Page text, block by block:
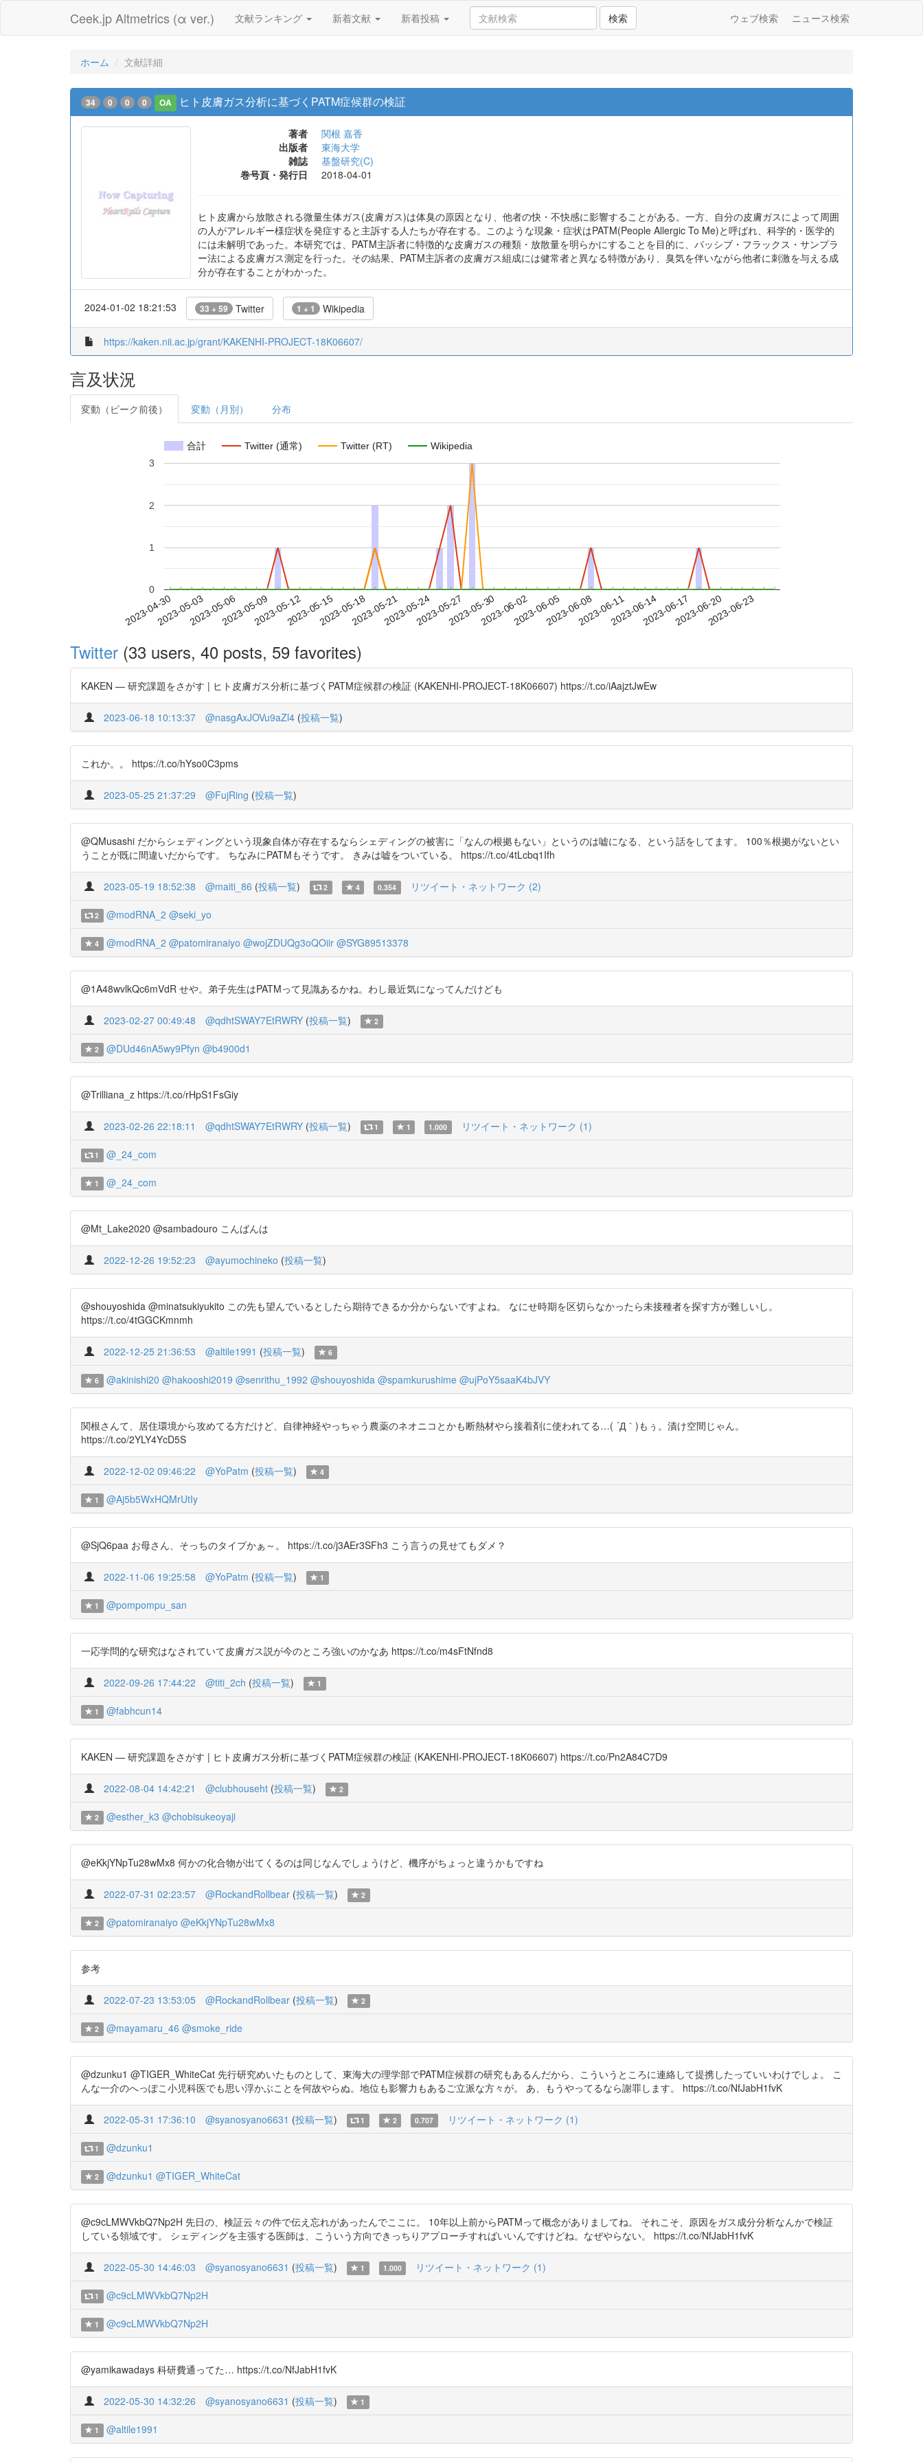
Ceek.jp Altmetrics (α ver.) 文献ランキング 新着文献 新着投稿 検索 ウェブ検索 ニュース検索
ホーム 文献詳細
34 0 0 0 OA ヒト皮膚ガス分析に基づくPATM症候群の検証
著者
関根 嘉香
出版者
東海大学
雑誌
基盤研究(C)
巻号頁・発行日
2018-04-01
ヒト皮膚から放散される微量生体ガス(皮膚ガス)は体臭の原因となり、他者の快・不快感に影響することがある。一方、自分の皮膚ガスによって周囲
の人がアレルギー様症状を発症すると主訴する人たちが存在する。このような現象・症状はPATM(People Allergic To Me)と呼ばれ、科学的・医学的
には未解明であった。本研究では、PATM主訴者に特徴的な皮膚ガスの種類・放散量を明らかにすることを目的に、パッシブ・フラックス・サンプラ
ー法による皮膚ガス測定を行った。その結果、PATM主訴者の皮膚ガス組成には健常者と異なる特徴があり、臭気を伴いながら他者に刺激を与える成
分が存在することがわかった。
2024-01-02 18:21:53 33 + 59 Twitter 1 + 1 Wikipedia
https://kaken.nii.ac.jp/grant/KAKENHI-PROJECT-18K06607/
言及状況
変動（ピーク前後） 変動（月別） 分布
合計 Twitter (通常) Twitter (RT) Wikipedia
2023-04-302023-05-032023-05-062023-05-092023-05-122023-05-152023-05-182023-05-212023-05-242023-05-272023-05-302023-06-022023-06-052023-06-082023-06-112023-06-142023-06-172023-06-202023-06-23
0
1
2
3
Twitter (33 users, 40 posts, 59 favorites)
KAKEN — 研究課題をさがす | ヒト皮膚ガス分析に基づくPATM症候群の検証 (KAKENHI-PROJECT-18K06607) https://t.co/iAajztJwEw
2023-06-18 10:13:37 @nasgAxJOVu9aZl4 (投稿一覧)
これか。。 https://t.co/hYso0C3pms
2023-05-25 21:37:29 @FujRing (投稿一覧)
@QMusashi だからシェディングという現象自体が存在するならシェディングの被害に「なんの根拠もない」というのは嘘になる、という話をしてます。 100％根拠がないとい
うことが既に間違いだからです。 ちなみにPATMもそうです。 きみは嘘をついている。 https://t.co/4tLcbq1Ifh
2023-05-19 18:52:38 @maiti_86 (投稿一覧) 2 4 0.354 リツイート・ネットワーク (2)
2 @modRNA_2 @seki_yo
4 @modRNA_2 @patomiranaiyo @wojZDUQg3oQOiir @SYG89513378
@1A48wvlkQc6mVdR せや。弟子先生はPATMって見識あるかね。わし最近気になってんだけども
2023-02-27 00:49:48 @qdhtSWAY7EtRWRY (投稿一覧) 2
2 @DUd46nA5wy9Pfyn @b4900d1
@Trilliana_z https://t.co/rHpS1FsGiy
2023-02-26 22:18:11 @qdhtSWAY7EtRWRY (投稿一覧) 1 1 1.000 リツイート・ネットワーク (1)
1 @_24_com
1 @_24_com
@Mt_Lake2020 @sambadouro こんばんは
2022-12-26 19:52:23 @ayumochineko (投稿一覧)
@shouyoshida @minatsukiyukito この先も望んでいるとしたら期待できるか分からないですよね。 なにせ時期を区切らなかったら未接種者を探す方が難しいし。
https://t.co/4tGGCKmnmh
2022-12-25 21:36:53 @altile1991 (投稿一覧) 6
6 @akinishi20 @hakooshi2019 @senrithu_1992 @shouyoshida @spamkurushime @ujPoY5saaK4bJVY
関根さんて、居住環境から攻めてる方だけど、自律神経やっちゃう農薬のネオニコとかも断熱材やら接着剤に使われてる…( ´Д｀)もぅ。漬け空間じゃん。
https://t.co/2YLY4YcD5S
2022-12-02 09:46:22 @YoPatm (投稿一覧) 4
1 @Aj5b5WxHQMrUtIy
@SjQ6paa お母さん、そっちのタイプかぁ～。 https://t.co/j3AEr3SFh3 こう言うの見せてもダメ？
2022-11-06 19:25:58 @YoPatm (投稿一覧) 1
1 @pompompu_san
一応学問的な研究はなされていて皮膚ガス説が今のところ強いのかなあ https://t.co/m4sFtNfnd8
2022-09-26 17:44:22 @titi_2ch (投稿一覧) 1
1 @fabhcun14
KAKEN — 研究課題をさがす | ヒト皮膚ガス分析に基づくPATM症候群の検証 (KAKENHI-PROJECT-18K06607) https://t.co/Pn2A84C7D9
2022-08-04 14:42:21 @clubhouseht (投稿一覧) 2
2 @esther_k3 @chobisukeoyaji
@eKkjYNpTu28wMx8 何かの化合物が出てくるのは同じなんでしょうけど、機序がちょっと違うかもですね
2022-07-31 02:23:57 @RockandRollbear (投稿一覧) 2
2 @patomiranaiyo @eKkjYNpTu28wMx8
参考
2022-07-23 13:53:05 @RockandRollbear (投稿一覧) 2
2 @mayamaru_46 @smoke_ride
@dzunku1 @TIGER_WhiteCat 先行研究めいたものとして、東海大の理学部でPATM症候群の研究もあるんだから、こういうところに連絡して提携したっていいわけでしょ。 こ
んな一介のへっぽこ小児科医でも思い浮かぶことを何故やらぬ。地位も影響力もあるご立派な方々が。 あ、もうやってるなら謝罪します。 https://t.co/NfJabH1fvK
2022-05-31 17:36:10 @syanosyano6631 (投稿一覧) 1 2 0.707 リツイート・ネットワーク (1)
1 @dzunku1
2 @dzunku1 @TIGER_WhiteCat
@c9cLMWVkbQ7Np2H 先日の、検証云々の件で伝え忘れがあったんでここに。 10年以上前からPATMって概念がありましてね。 それこそ、原因をガス成分分析なんかで検証
している領域です。 シェディングを主張する医師は、こういう方向できっちりアプローチすればいいんですけどね。なぜやらない。 https://t.co/NfJabH1fvK
2022-05-30 14:46:03 @syanosyano6631 (投稿一覧) 1 1.000 リツイート・ネットワーク (1)
1 @c9cLMWVkbQ7Np2H
1 @c9cLMWVkbQ7Np2H
@yamikawadays 科研費通ってた… https://t.co/NfJabH1fvK
2022-05-30 14:32:26 @syanosyano6631 (投稿一覧) 1
1 @altile1991